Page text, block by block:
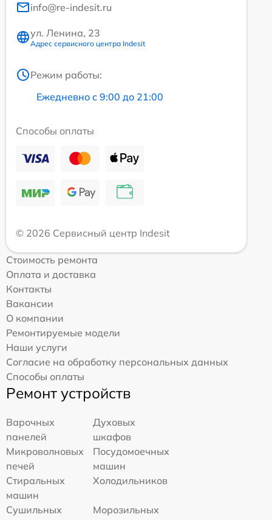
info@re-indesit.ru
ул. Ленина, 23
Адрес сервисного центра Indesit
Режим работы:
Ежедневно с 9:00 до 21:00
Способы оплаты
© 2026 Сервисный центр Indesit
Стоимость ремонта
Оплата и доставка
Контакты
Вакансии
О компании
Ремонтируемые модели
Наши услуги
Согласие на обработку персональных данных
Способы оплаты
Ремонт устройств
Варочных
панелей
Духовых
шкафов
Микроволновых
печей
Посудомоечных
машин
Стиральных
машин
Холодильников
Сушильных
Морозильных